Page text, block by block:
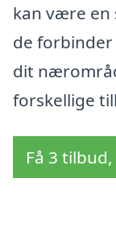
kan være en
de forbinder
dit
forskellige
Få 3